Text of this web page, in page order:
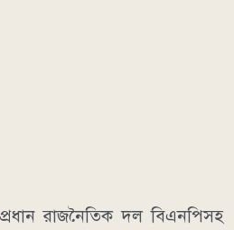
রাজনৈতিক দল বিএনপিসহ